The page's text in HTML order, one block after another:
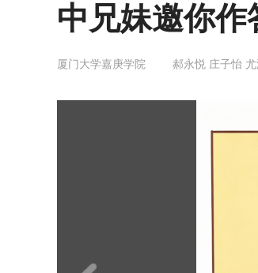
中兄妹邀你作
厦门大学嘉庚学院 郝永悦 庄子怡 尤